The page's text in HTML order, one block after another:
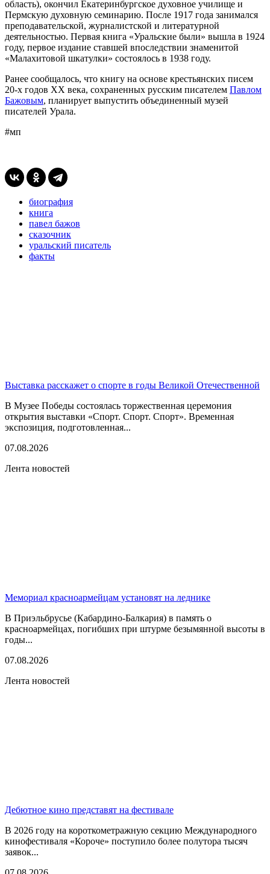
область), окончил Екатеринбургское духовное училище и
Пермскую духовную семинарию. После 1917 года занимался
преподавательской, журналистской и литературной
деятельностью. Первая книга «Уральские были» вышла в 1924
году, первое издание ставшей впоследствии знаменитой
«Малахитовой шкатулки» состоялось в 1938 году.
Ранее сообщалось, что книгу на основе крестьянских писем
20-х годов XX века, сохраненных русским писателем Павлом
Бажовым, планирует выпустить объединенный музей
писателей Урала.
#мп
биография
книга
павел бажов
сказочник
уральский писатель
факты
Выставка расскажет о спорте в годы Великой Отечественной
В Музее Победы состоялась торжественная церемония
открытия выставки «Спорт. Спорт. Спорт». Временная
экспозиция, подготовленная...
07.08.2026
Лента новостей
Мемориал красноармейцам установят на леднике
В Приэльбрусье (Кабардино-Балкария) в память о
красноармейцах, погибших при штурме безымянной высоты в
годы...
07.08.2026
Лента новостей
Дебютное кино представят на фестивале
В 2026 году на короткометражную секцию Международного
кинофестиваля «Короче» поступило более полутора тысяч
заявок...